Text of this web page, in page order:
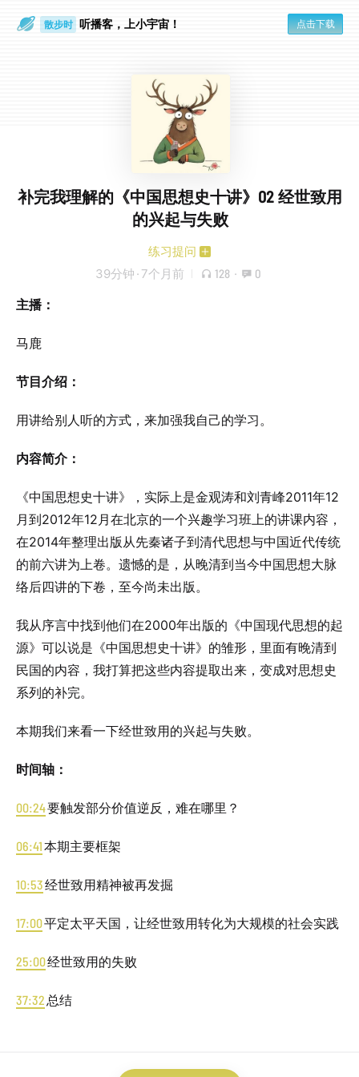
散步时 听播客，上小宇宙！ 点击下载
补完我理解的《中国思想史十讲》02 经世致用
的兴起与失败
练习提问
39分钟 · 7个月前 128 · 0
主播：
马鹿
节目介绍：
用讲给别人听的方式，来加强我自己的学习。
内容简介：
《中国思想史十讲》，实际上是金观涛和刘青峰2011年12
月到2012年12月在北京的一个兴趣学习班上的讲课内容，
在2014年整理出版从先秦诸子到清代思想与中国近代传统
的前六讲为上卷。遗憾的是，从晚清到当今中国思想大脉
络后四讲的下卷，至今尚未出版。
我从序言中找到他们在2000年出版的《中国现代思想的起
源》可以说是《中国思想史十讲》的雏形，里面有晚清到
民国的内容，我打算把这些内容提取出来，变成对思想史
系列的补完。
本期我们来看一下经世致用的兴起与失败。
时间轴：
00:24要触发部分价值逆反，难在哪里？
06:41本期主要框架
10:53经世致用精神被再发掘
17:00平定太平天国，让经世致用转化为大规模的社会实践
25:00经世致用的失败
37:32总结